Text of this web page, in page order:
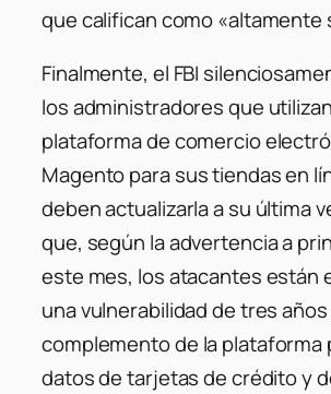
que califican como «altamente
Finalmente, el FBI
los administradores que
plataforma de comercio
Magento para sus tiendas en
deben actualizarla a su última
que, según la advertencia a
este mes, los atacantes están
una vulnerabilidad de tres
complemento de la plataforma
datos de tarjetas de crédito y